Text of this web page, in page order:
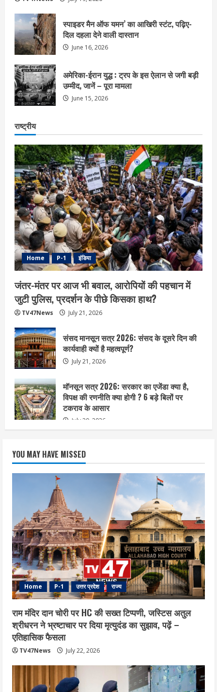
स्पाइडर मैन ऑफ यमन’ का आखिरी स्टंट, पढ़िए-
दिल दहला देने वाली दास्तान
June 16, 2026
अमेरिका-ईरान युद्ध : ट्रप के इस ऐलान से जगी बड़ी
उम्मीद, जानें – पूरा मामला
June 15, 2026
राष्ट्रीय
Home P-1 इंडिया
जंतर-मंतर पर आज भी बवाल, आरोपियों की पहचान में
जुटी पुलिस, प्रदर्शन के पीछे किसका हाथ?
TV47News July 21, 2026
संसद मानसून सत्र 2026: संसद के दूसरे दिन की
कार्यवाही क्यों है महत्वपूर्ण?
July 21, 2026
मॉनसून सत्र 2026: सरकार का एजेंडा क्या है,
विपक्ष की रणनीति क्या होगी ? 6 बड़े बिलों पर
टकराव के आसार
July 20, 2026
YOU MAY HAVE MISSED
Home P-1 उत्तर प्रदेश राज्य
राम मंदिर दान चोरी पर HC की सख्त टिप्पणी, जस्टिस अतुल
श्रीधरन ने भ्रष्टाचार पर द‍िया मृत्युदंड का सुझाव, पढ़ें –
एत‍िहास‍िक फैसला
TV47News July 22, 2026